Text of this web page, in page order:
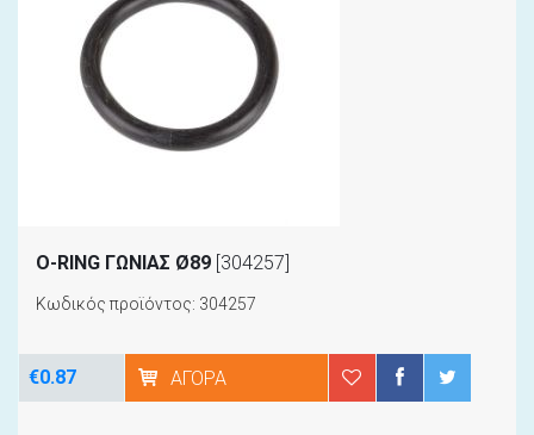
Ο-RING ΓΩΝΙΑΣ Ø89 [304257]
Κωδικός προϊόντος: 304257
€0.87 ΑΓΟΡΆ